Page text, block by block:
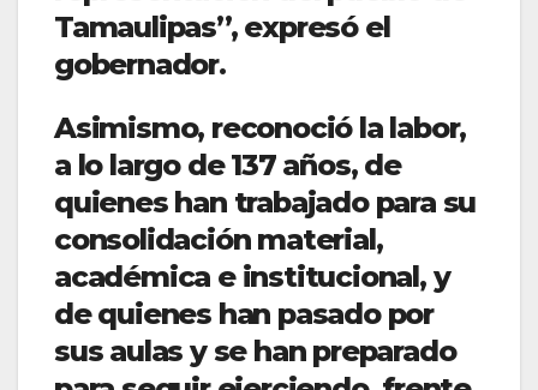
Tamaulipas”, expresó el
gobernador.
Asimismo, reconoció la labor,
a lo largo de 137 años, de
quienes han trabajado para su
consolidación material,
académica e institucional, y
de quienes han pasado por
sus aulas y se han preparado